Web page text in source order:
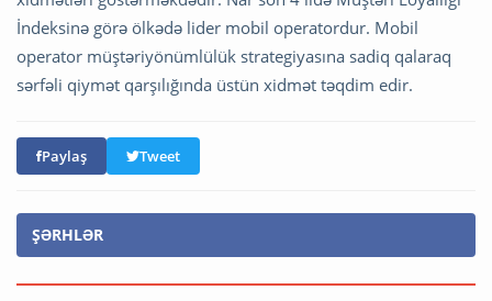
İndeksinə görə ölkədə lider mobil operatordur. Mobil
operator müştəriyönümlülük strategiyasına sadiq qalaraq
sərfəli qiymət qarşılığında üstün xidmət təqdim edir.
Paylaş Tweet
ŞƏRHLƏR